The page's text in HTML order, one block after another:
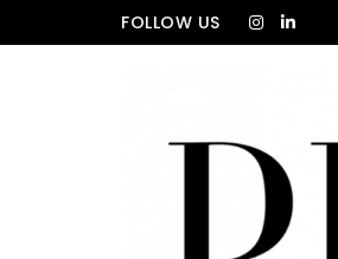
Skip to contentFOLLOW US